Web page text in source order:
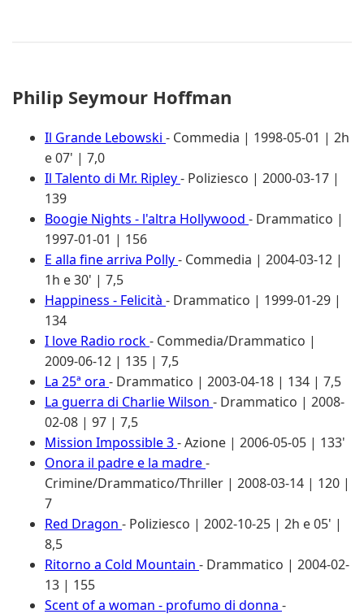
Philip Seymour Hoffman
Il Grande Lebowski - Commedia | 1998-05-01 | 2h
e 07' | 7,0
Il Talento di Mr. Ripley- Poliziesco | 2000-03-17 |
139
Boogie Nights - l'altra Hollywood - Drammatico |
1997-01-01 | 156
E alla fine arriva Polly- Commedia | 2004-03-12 |
1h e 30' | 7,5
Happiness - Felicità - Drammatico | 1999-01-29 |
134
I love Radio rock- Commedia/Drammatico |
2009-06-12 | 135 | 7,5
La 25ª ora - Drammatico | 2003-04-18 | 134 | 7,5
La guerra di Charlie Wilson - Drammatico | 2008-
02-08 | 97 | 7,5
Mission Impossible 3- Azione | 2006-05-05 | 133'
Onora il padre e la madre-
Crimine/Drammatico/Thriller | 2008-03-14 | 120 |
7
Red Dragon - Poliziesco | 2002-10-25 | 2h e 05' |
8,5
Ritorno a Cold Mountain - Drammatico | 2004-02-
13 | 155
Scent of a woman - profumo di donna -